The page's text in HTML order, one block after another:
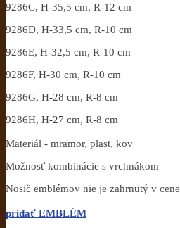
9286C, H-35,5 cm, R-12 cm
9286D, H-33,5 cm, R-10 cm
9286E, H-32,5 cm, R-10 cm
9286F, H-30 cm, R-10 cm
9286G, H-28 cm, R-8 cm
9286H, H-27 cm, R-8 cm
Materiál - mramor, plast, kov
Možnosť kombinácie s vrchnákom
Nosič emblémov nie je zahrnutý v cene
pridať EMBLÉM